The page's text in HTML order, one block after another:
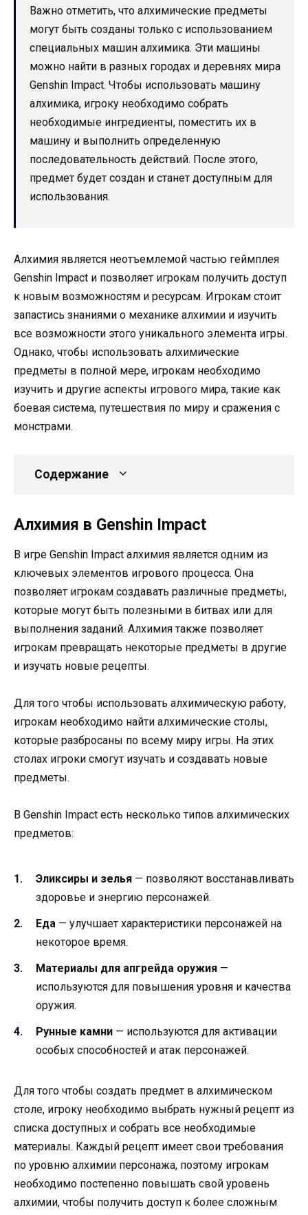
Важно отметить, что алхимические предметы
могут быть созданы только с использованием
специальных машин алхимика. Эти машины
можно найти в разных городах и деревнях мира
Genshin Impact. Чтобы использовать машину
алхимика, игроку необходимо собрать
необходимые ингредиенты, поместить их в
машину и выполнить определенную
последовательность действий. После этого,
предмет будет создан и станет доступным для
использования.
Алхимия является неотъемлемой частью геймплея
Genshin Impact и позволяет игрокам получить доступ
к новым возможностям и ресурсам. Игрокам стоит
запастись знаниями о механике алхимии и изучить
все возможности этого уникального элемента игры.
Однако, чтобы использовать алхимические
предметы в полной мере, игрокам необходимо
изучить и другие аспекты игрового мира, такие как
боевая система, путешествия по миру и сражения с
монстрами.
Содержание
Алхимия в Genshin Impact
В игре Genshin Impact алхимия является одним из
ключевых элементов игрового процесса. Она
позволяет игрокам создавать различные предметы,
которые могут быть полезными в битвах или для
выполнения заданий. Алхимия также позволяет
игрокам превращать некоторые предметы в другие
и изучать новые рецепты.
Для того чтобы использовать алхимическую работу,
игрокам необходимо найти алхимические столы,
которые разбросаны по всему миру игры. На этих
столах игроки смогут изучать и создавать новые
предметы.
В Genshin Impact есть несколько типов алхимических
предметов:
Эликсиры и зелья — позволяют восстанавливать
здоровье и энергию персонажей.
Еда — улучшает характеристики персонажей на
некоторое время.
Материалы для апгрейда оружия —
используются для повышения уровня и качества
оружия.
Рунные камни — используются для активации
особых способностей и атак персонажей.
Для того чтобы создать предмет в алхимическом
столе, игроку необходимо выбрать нужный рецепт из
списка доступных и собрать все необходимые
материалы. Каждый рецепт имеет свои требования
по уровню алхимии персонажа, поэтому игрокам
необходимо постепенно повышать свой уровень
алхимии, чтобы получить доступ к более сложным